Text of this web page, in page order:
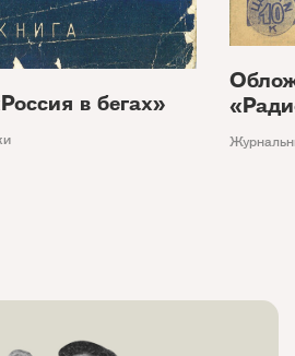
в бегах»